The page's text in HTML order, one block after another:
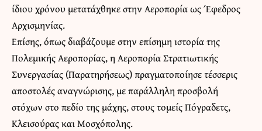
ίδιου χρόνου μετατάχθηκε στην Αεροπορία ως Έφεδρος
Αρχισμηνίας.
Επίσης, όπως διαβάζουμε στην επίσημη ιστορία της
Πολεμικής Αεροπορίας, η Αεροπορία Στρατιωτικής
Συνεργασίας (Παρατηρήσεως) πραγματοποίησε τέσσερις
αποστολές αναγνώρισης, με παράλληλη προσβολή
στόχων στο πεδίο της μάχης, στους τομείς Πόγραδετς,
Κλεισούρας και Μοσχόπολης.